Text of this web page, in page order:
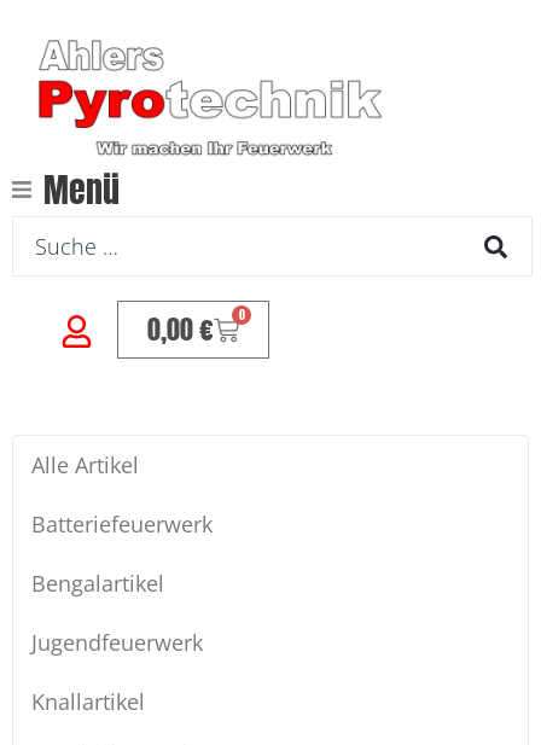
Menü
0,00€ 0
Alle Artikel
Batteriefeuerwerk
Bengalartikel
Jugendfeuerwerk
Knallartikel